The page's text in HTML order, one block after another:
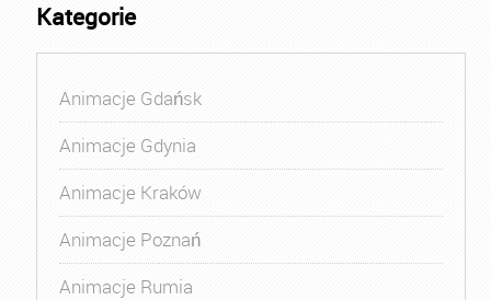
Kategorie
Animacje Gdańsk
Animacje Gdynia
Animacje Kraków
Animacje Poznań
Animacje Rumia